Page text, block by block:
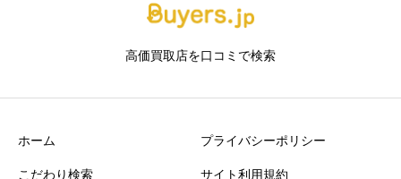
属買取専門店
高価買取店を口コミで検索
ホーム
こだわり検索
プライバシーポリシー
サイト利用規約